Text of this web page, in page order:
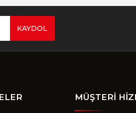
KAYDOL
MÜŞTERİ